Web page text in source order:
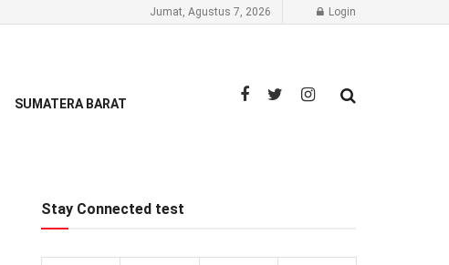
Jumat, Agustus 7, 2026 Login
SUMATERA BARAT
Stay Connected test